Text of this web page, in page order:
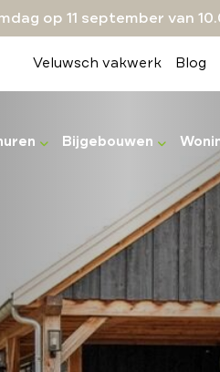
op 11 september van
Veluwsch vakwerk Blog
Bijgebouwen